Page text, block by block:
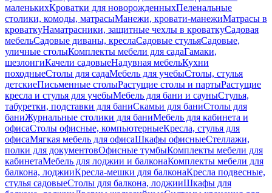
маленькихКроватки для новорожденныхПеленальные
столики, комоды, матрасыМанежи, кровати-манежиМатрасы в
кроваткуНаматрасники, защитные чехлы в кроваткуСадовая
мебельСадовые диваны, креслаСадовые стульяСадовые,
уличные столыКомплекты мебели для садаГамаки,
шезлонгиКачели садовыеНадувная мебельКухни
походныеСтолы для садаМебель для учебыСтолы, стулья
детскиеПисьменные столыРастущие столы и партыРастущие
кресла и стулья для учебыМебель для бани и сауныСтулья,
табуретки, подставки для баниСкамьи для баниСтолы для
баниЖурнальные столики для баниМебель для кабинета и
офисаСтолы офисные, компьютерныеКресла, стулья для
офисаМягкая мебель для офисаШкафы офисныеСтеллажи,
полки для документовОфисные тумбыКомплекты мебели для
кабинетаМебель для лоджии и балконаКомплекты мебели для
балкона, лоджииКресла-мешки для балконаКресла подвесные,
стулья садовыеСтолы для балкона, лоджииШкафы для